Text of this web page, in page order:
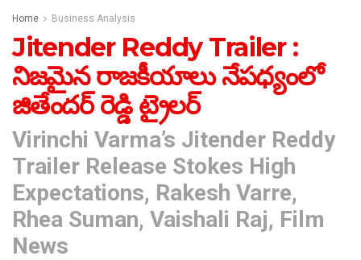
Home Business Analysis
Jitender Reddy Trailer :
నిజమైన రాజకీయాలు నేపధ్యంలో
జితేందర్ రెడ్డి ట్రైలర్
Virinchi Varma’s Jitender Reddy
Trailer Release Stokes High
Expectations, Rakesh Varre,
Rhea Suman, Vaishali Raj, Film
News